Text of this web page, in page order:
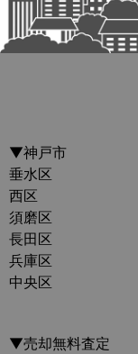
▼神戸市
垂水区
西区
須磨区
長田区
兵庫区
中央区
▼売却無料査定